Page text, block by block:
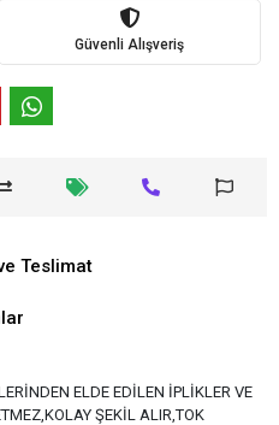
Güvenli Alışveriş
Teslimat
ELDE EDİLEN İPLİKLER VE
ŞEKİL ALIR,TOK